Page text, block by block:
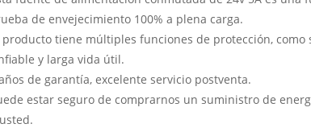
de envejecimiento 100% a plena carga.
producto tiene múltiples funciones de protección,
y larga vida útil.
de garantía, excelente servicio postventa.
estar seguro de comprarnos un suministro de